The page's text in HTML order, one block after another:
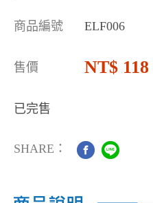
商品編號 ELF006
售價 118
已完售
SHARE：